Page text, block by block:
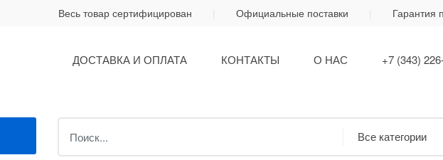
Весь товар сертифицирован Официальные поставки Гарантия
ДОСТАВКА И ОПЛАТА КОНТАКТЫ О НАС +7 (343)
Search
for: